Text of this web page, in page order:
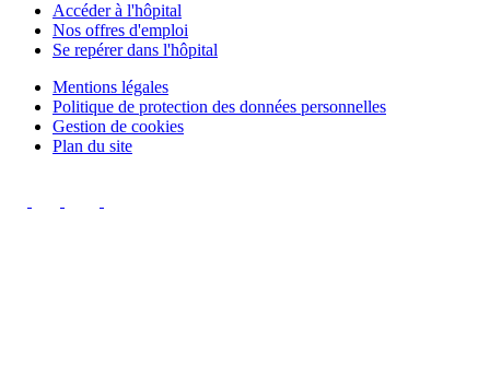
Accéder à l'hôpital
Nos offres d'emploi
Se repérer dans l'hôpital
Mentions légales
Politique de protection des données personnelles
Gestion de cookies
Plan du site